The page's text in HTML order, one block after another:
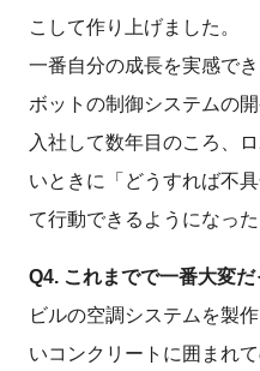
こして作り上げました。
一番自分の成長を実感で
ボットの制御システムの開
入社して数年目のころ、
いときに「どうすれば不
て行動できるようになった
Q4. これまでで一番大変
ビルの空調システムを製
いコンクリートに囲まれ